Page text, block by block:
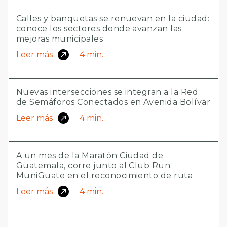
Calles y banquetas se renuevan en la ciudad:
conoce los sectores donde avanzan las
mejoras municipales
Leer más
4 min.
Nuevas intersecciones se integran a la Red
de Semáforos Conectados en Avenida Bolívar
Leer más
4 min.
A un mes de la Maratón Ciudad de
Guatemala, corre junto al Club Run
MuniGuate en el reconocimiento de ruta
Leer más
4 min.